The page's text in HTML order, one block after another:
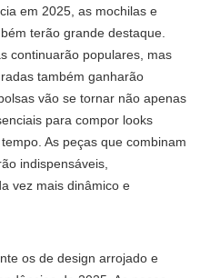
em 2025, as mochilas e
terão grande destaque.
continuarão populares, mas
também ganharão
vão se tornar não apenas
para compor looks
As peças que combinam
indispensáveis,
vez mais dinâmico e
os de design arrojado e